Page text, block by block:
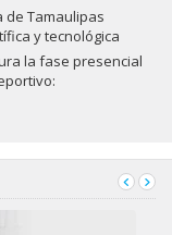
de Tamaulipas
y tecnológica
la fase presencial